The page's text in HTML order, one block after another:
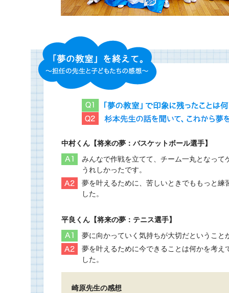
中村くん【将来の夢：バスケットボール選手】
みんなで作戦を立てて、チーム一丸となって
うれしかったです。
夢を叶えるために、苦しいときでももっと練
した。
平良くん【将来の夢：テニス選手】
夢に向かっていく気持ちが大切だということ
夢を叶えるために今できることは何かを考え
した。
崎原先生の感想